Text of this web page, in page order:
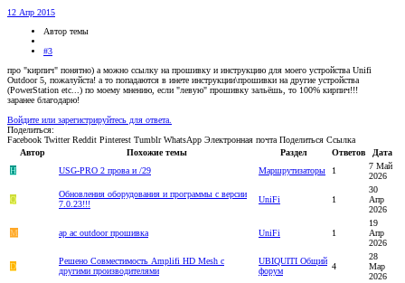
12 Апр 2015
Автор темы
#3
про "кирпич" понятно) а можно ссылку на прошивку и инструкцию для моего устройства Unifi
Outdoor 5, пожалуйста! а то попадаются в инете инструкции\прошивки на другие устройства
(PowerStation etc...) по моему мнению, если "левую" прошивку зальёшь, то 100% кирпич!!!
заранее благодарю!
Войдите или зарегистрируйтесь для ответа.
Поделиться:
Facebook Twitter Reddit Pinterest Tumblr WhatsApp Электронная почта Поделиться Ссылка
Автор
Похожие темы Раздел Ответов
Дата
H
USG-PRO 2 прова и /29 Маршрутизаторы 1
7 Май
2026
Q
Обновления оборудования и программы с версии
7.0.23!!!
UniFi 1
30
Апр
2026
M ap ac outdoor прошивка UniFi 1
19
Апр
2026
D
Решено Совместимость Amplifi HD Mesh c
другими производителями
UBIQUITI Общий
форум
4
28
Мар
2026